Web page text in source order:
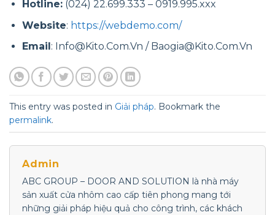
Hotline:(024) 22.699.333 – 0919.995.xxx
Website: https://webdemo.com/
Email: Info@Kito.Com.Vn / Baogia@Kito.Com.Vn
This entry was posted in Giải pháp. Bookmark the
permalink.
Admin
ABC GROUP – DOOR AND SOLUTION là nhà máy
sản xuất cửa nhôm cao cấp tiên phong mang tới
những giải pháp hiệu quả cho công trình, các khách